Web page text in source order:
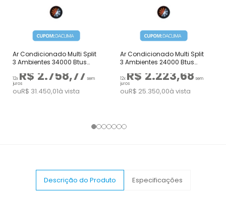
Ar Condicionado Multi Split
3 Ambientes 34000 Btus
com 2 Cassetes Uma Via
12000 e 1 de 18000 Quente
Frio 220V
12x R$ 2.758,77 sem
juros
ouR$ 31.450,01à vista
Ar Condicionado Multi Split
3 Ambientes 24000 Btus
com 2 Cassetes Uma Via
9000 e 1 de 18000 Quente
Frio 220V
12x R$ 2.223,68 sem
juros
ouR$ 25.350,00à vista
Descrição do Produto Especificações